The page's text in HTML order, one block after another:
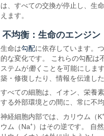
は、すべての交換が停止し、生
えます。
不均衡：生命のエンジン
生命は勾配に依存しています。
的な変化です。 これらの勾配は
ステムが働く ことを可能にしま
築・修復したり、情報を伝達し
すべての細胞は、イオン、栄養
する外部環境との間に、常に不
神経細胞内部では、カリウム（
ウム（Na⁺）はその逆です。 自